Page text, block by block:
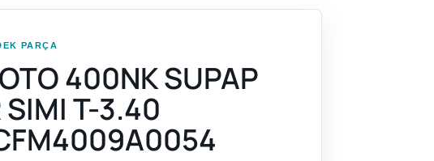
PARÇA
400NK SUPAP
SIMI T-3.40